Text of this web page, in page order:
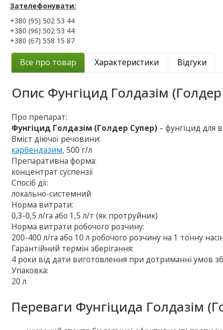
Зателефонувати:
+380 (95) 502 53 44
+380 (96) 502 53 44
+380 (67) 558 15 87
Все про товар Характеристики Відгуки
Опис Фунгіцид Голдазім
Про препарат:
Фунгіцид Голдазім (Голдер Супер) – фунгіцид для
Вміст діючої речовини:
карбендазим, 500 г/л
Препаративна форма:
концентрат суспензії
Спосіб дії:
локально-системний
Норма витрати:
0,3-0,5 л/га або 1,5 л/т (як протруйник)
Норма витрати робочого розчину:
200-400 л/га або 10 л робочого розчину на 1 тонну
Гарантійний термін зберігання:
4 роки від дати виготовлення при дотриманні умов
Упаковка:
20 л
Переваги Фунгіцида Голдазім